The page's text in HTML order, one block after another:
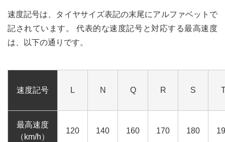
速度記号は、タイヤサイズ表記の末尾にアルファベットで
記されています。 代表的な速度記号と対応する最高速度
は、以下の通りです。
速度記号 L N Q R S
最高速度
（km/h）
120 140 160 170 180